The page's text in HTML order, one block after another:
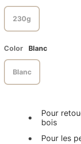
230g
Color Blanc
Blanc
Pour
bois
Pour les